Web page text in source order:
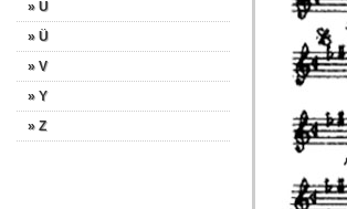
» U
» Ü
» V
» Y
» Z